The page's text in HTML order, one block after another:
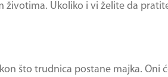
Ukoliko i vi želite da
što trudnica postane majka. Oni